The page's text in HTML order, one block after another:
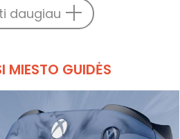
daugiau
MIESTO GUIDĖS